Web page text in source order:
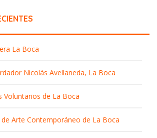
La Boca
Nicolás Avellaneda, La Boca
Voluntarios de La Boca
de Arte Contemporáneo de La Boca